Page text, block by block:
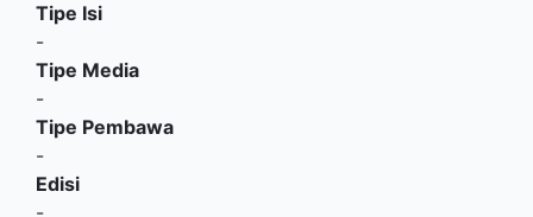
Tipe Isi
-
Tipe Media
-
Tipe Pembawa
-
Edisi
-